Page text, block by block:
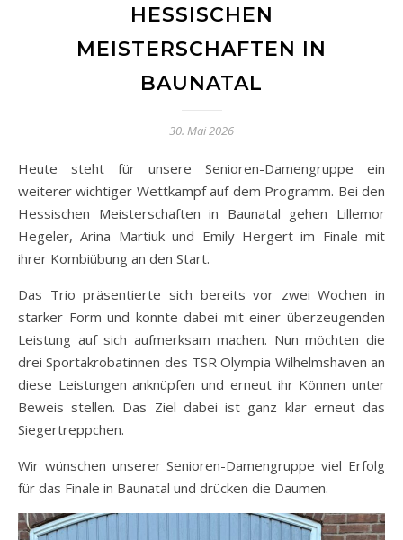
HESSISCHEN
MEISTERSCHAFTEN IN
BAUNATAL
30. Mai 2026
Heute steht für unsere Senioren-Damengruppe ein
weiterer wichtiger Wettkampf auf dem Programm. Bei den
Hessischen Meisterschaften in Baunatal gehen Lillemor
Hegeler, Arina Martiuk und Emily Hergert im Finale mit
ihrer Kombiübung an den Start.
Das Trio präsentierte sich bereits vor zwei Wochen in
starker Form und konnte dabei mit einer überzeugenden
Leistung auf sich aufmerksam machen. Nun möchten die
drei Sportakrobatinnen des TSR Olympia Wilhelmshaven an
diese Leistungen anknüpfen und erneut ihr Können unter
Beweis stellen. Das Ziel dabei ist ganz klar erneut das
Siegertreppchen.
Wir wünschen unserer Senioren-Damengruppe viel Erfolg
für das Finale in Baunatal und drücken die Daumen.